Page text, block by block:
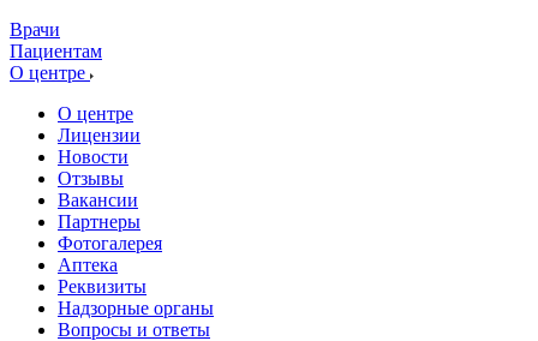
Врачи
Пациентам
О центре
О центре
Лицензии
Новости
Отзывы
Вакансии
Партнеры
Фотогалерея
Аптека
Реквизиты
Надзорные органы
Вопросы и ответы